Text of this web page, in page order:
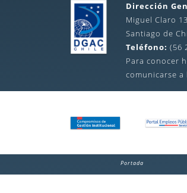
Dirección
Miguel Claro
Santiago de
Teléfono: (56
Para conocer
comunicarse a
Portada